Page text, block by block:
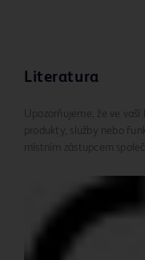
Literatura
Upozorňujeme, že ve
produkty, služby nebo
místním zástupcem